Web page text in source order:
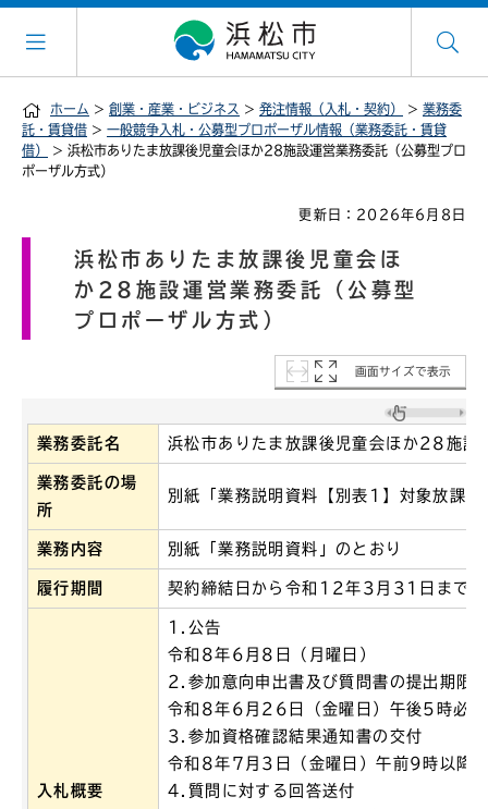
ホーム > 創業・産業・ビジネス > 発注情報（入札・契約） > 業務委
託・賃貸借 > 一般競争入札・公募型プロポーザル情報（業務委託・賃貸
借）
> 浜松市ありたま放課後児童会ほか28施設運営業務委託（公募型プロ
ポーザル方式）
更新日：2026年6月8日
浜松市ありたま放課後児童会ほ
か28施設運営業務委託（公募型
プロポーザル方式）
画面サイズで表示
業務委託名 浜松市ありたま放課後児童会ほか28施設
業務委託の場
所
別紙「業務説明資料【別表1】対象放課
業務内容 別紙「業務説明資料」のとおり
履行期間 契約締結日から令和12年3月31日まで
入札概要
1.公告
令和8年6月8日（月曜日）
2.参加意向申出書及び質問書の提出期限
令和8年6月26日（金曜日）午後5時必着
3.参加資格確認結果通知書の交付
令和8年7月3日（金曜日）午前9時以降
4.質問に対する回答送付